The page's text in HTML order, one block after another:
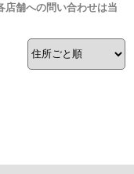
舗への問い合わせは当